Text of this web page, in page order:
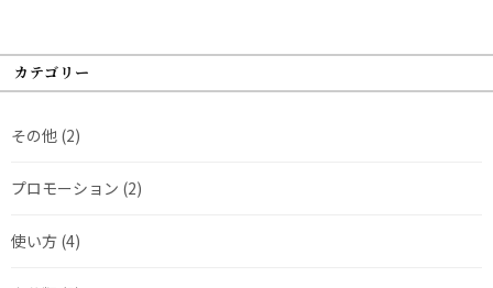
カテゴリー
その他 (2)
プロモーション (2)
使い方 (4)